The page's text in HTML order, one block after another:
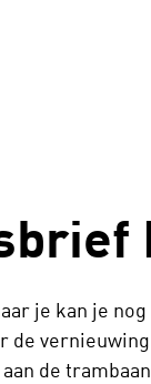
je kan je
de
de